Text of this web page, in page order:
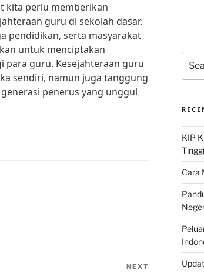
kita perlu memberikan
guru di sekolah dasar.
pendidikan, serta masyarakat
untuk menciptakan
para guru. Kesejahteraan guru
sendiri, namun juga tanggung
penerus yang unggul
NEXT
for:
KIP
Cara